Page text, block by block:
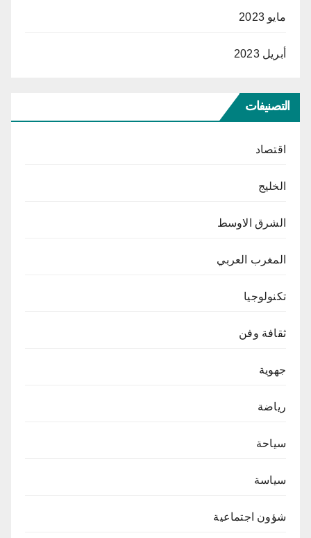
مايو 2023
أبريل 2023
التصنيفات
اقتصاد
الخليج
الشرق الاوسط
المغرب العربي
تكنولوجيا
ثقافة وفن
جهوية
رياضة
سياحة
سياسة
شؤون اجتماعية